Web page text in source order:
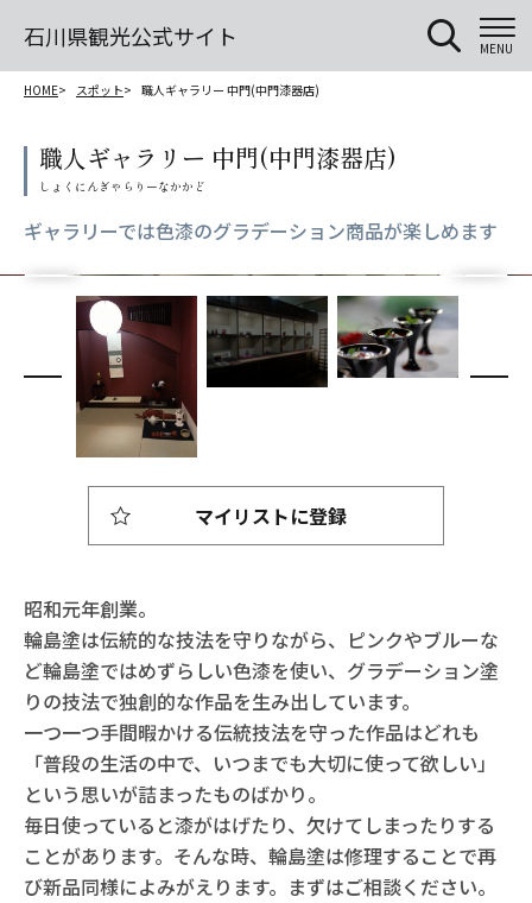
石川県観光公式サイト MENU
HOME スポット 職人ギャラリー 中門(中門漆器店)
職人ギャラリー 中門(中門漆器店)
ギャラリーでは色漆のグラデーション商品が楽しめます
昭和元年創業。
輪島塗は伝統的な技法を守りながら、ピンクやブルーな
ど輪島塗ではめずらしい色漆を使い、グラデーション塗
りの技法で独創的な作品を生み出しています。
一つ一つ手間暇かける伝統技法を守った作品はどれも
「普段の生活の中で、いつまでも大切に使って欲しい」
という思いが詰まったものばかり。
毎日使っていると漆がはげたり、欠けてしまったりする
ことがあります。そんな時、輪島塗は修理することで再
び新品同様によみがえります。まずはご相談ください。
マイリストに登録